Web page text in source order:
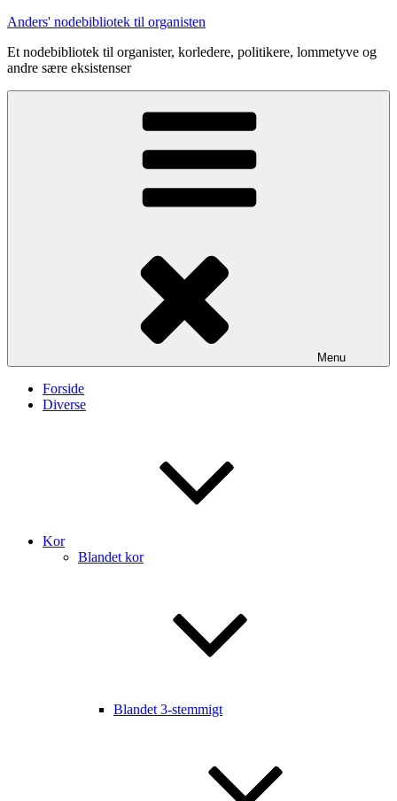
Videre
indhold
Anders' nodebibliotek til organisten
Et nodebibliotek til organister, korledere, politikere, lommetyve og
andre sære eksistenser
Menu
Forside
Diverse
Kor
Blandet kor
Blandet 3-stemmigt